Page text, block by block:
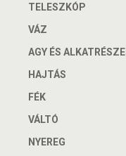
TELESZKÓP
VÁZ
AGY ÉS ALKATRÉSZEI
HAJTÁS
FÉK
VÁLTÓ
NYEREG